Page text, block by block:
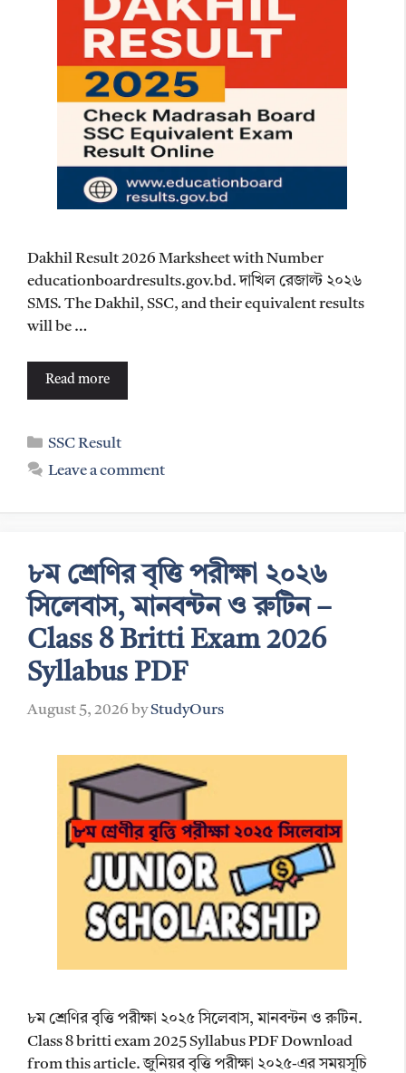
Dakhil Result 2026 Marksheet with Number
educationboardresults.gov.bd. দাখিল রেজাল্ট ২০২৬
SMS. The Dakhil, SSC, and their equivalent results
will be …
Read more
Categories
SSC Result
Leave a comment
৮ম শ্রেণির বৃত্তি পরীক্ষা ২০২৬
সিলেবাস, মানবন্টন ও রুটিন –
Class 8 Britti Exam 2026
Syllabus PDF
August 5, 2026 byStudyOurs
৮ম শ্রেণির বৃত্তি পরীক্ষা ২০২৫ সিলেবাস, মানবন্টন ও রুটিন.
Class 8 britti exam 2025 Syllabus PDF Download
from this article. জুনিয়র বৃত্তি পরীক্ষা ২০২৫-এর সময়সূচি